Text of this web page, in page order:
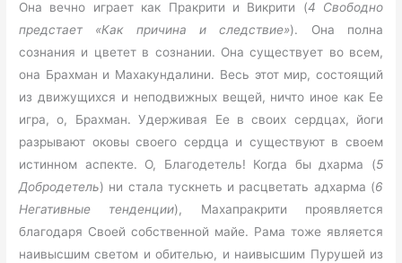
Она вечно играет как Пракрити и Викрити (4 Свободно
предстает «Как причина и следствие»). Она полна
сознания и цветет в сознании. Она существует во всем,
она Брахман и Махакундалини. Весь этот мир, состоящий
из движущихся и неподвижных вещей, ничто иное как Ее
игра, о, Брахман. Удерживая Ее в своих сердцах, йоги
разрывают оковы своего сердца и существуют в своем
истинном аспекте. О, Благодетель! Когда бы дхарма (5
Добродетель) ни стала тускнеть и расцветать адхарма (6
Негативные тенденции), Махапракрити проявляется
благодаря Своей собственной майе. Рама тоже является
наивысшим светом и обителью, и наивысшим Пурушей из